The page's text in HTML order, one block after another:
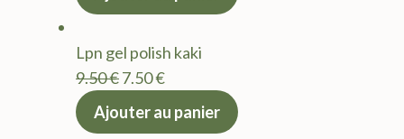
9.50 €.
actuel
7.50 €.
Lpn gel polish kaki
9.50€Le
prix
7.50€Le
actuel
Ajouter au panier